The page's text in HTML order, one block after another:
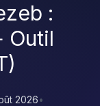
:
Outil
2026•